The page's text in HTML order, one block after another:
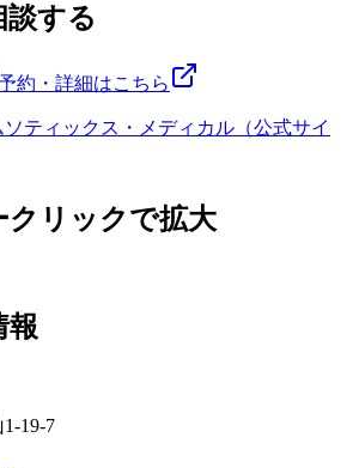
談する
約・詳細はこちら
ソティックス・メディカル（公式サイ
クリックで拡大
報
19-7